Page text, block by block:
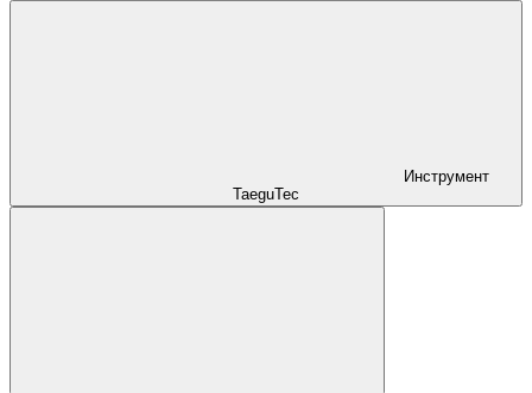
Инструмент
TaeguTec